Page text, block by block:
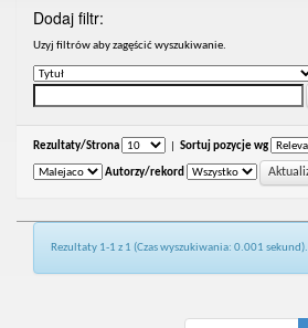
Dodaj filtr:
Uzyj filtrów aby zagęścić wyszukiwanie.
Rezultaty/Strona Sortuj pozycje wg
Autorzy/rekord
Rezultaty 1-1 z 1 (Czas wyszukiwania: 0.001 sekund).